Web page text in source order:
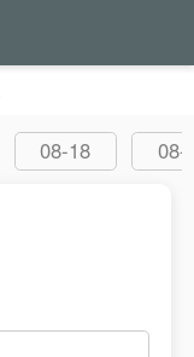
08-18
08-